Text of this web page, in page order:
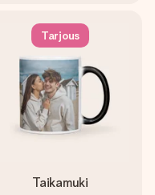
Tarjous
Taikamuki